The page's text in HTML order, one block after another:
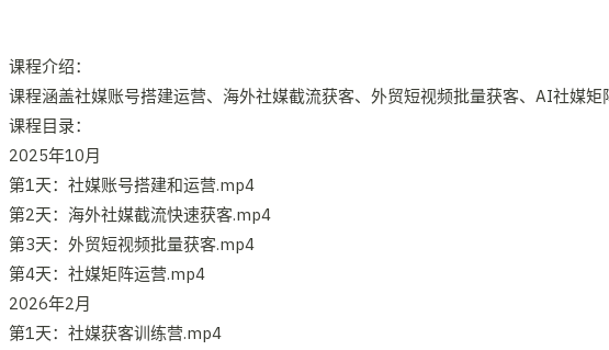
课程介绍：
课程涵盖社媒账号搭建运营、海外社媒截流获客、外贸短视频批量获客、AI社媒
课程目录：
2025年10月
第1天：社媒账号搭建和运营.mp4
第2天：海外社媒截流快速获客.mp4
第3天：外贸短视频批量获客.mp4
第4天：社媒矩阵运营.mp4
2026年2月
第1天：社媒获客训练营.mp4